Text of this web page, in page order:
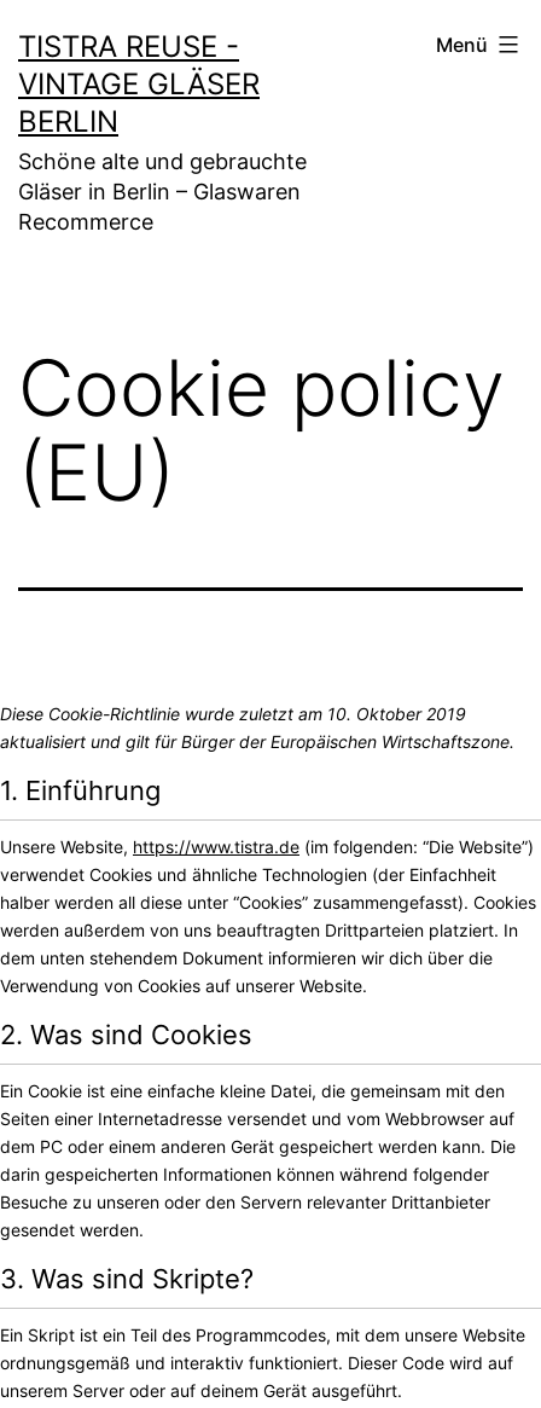
Inhalt
springen
TISTRA REUSE -
VINTAGE GLÄSER
BERLIN
Schöne alte und gebrauchte
Gläser in Berlin – Glaswaren
Recommerce
Menü
Cookie policy
(EU)
Diese Cookie-Richtlinie wurde zuletzt am 10. Oktober 2019
aktualisiert und gilt für Bürger der Europäischen Wirtschaftszone.
1. Einführung
Unsere Website, https://www.tistra.de (im folgenden: “Die Website”)
verwendet Cookies und ähnliche Technologien (der Einfachheit
halber werden all diese unter “Cookies” zusammengefasst). Cookies
werden außerdem von uns beauftragten Drittparteien platziert. In
dem unten stehendem Dokument informieren wir dich über die
Verwendung von Cookies auf unserer Website.
2. Was sind Cookies
Ein Cookie ist eine einfache kleine Datei, die gemeinsam mit den
Seiten einer Internetadresse versendet und vom Webbrowser auf
dem PC oder einem anderen Gerät gespeichert werden kann. Die
darin gespeicherten Informationen können während folgender
Besuche zu unseren oder den Servern relevanter Drittanbieter
gesendet werden.
3. Was sind Skripte?
Ein Skript ist ein Teil des Programmcodes, mit dem unsere Website
ordnungsgemäß und interaktiv funktioniert. Dieser Code wird auf
unserem Server oder auf deinem Gerät ausgeführt.